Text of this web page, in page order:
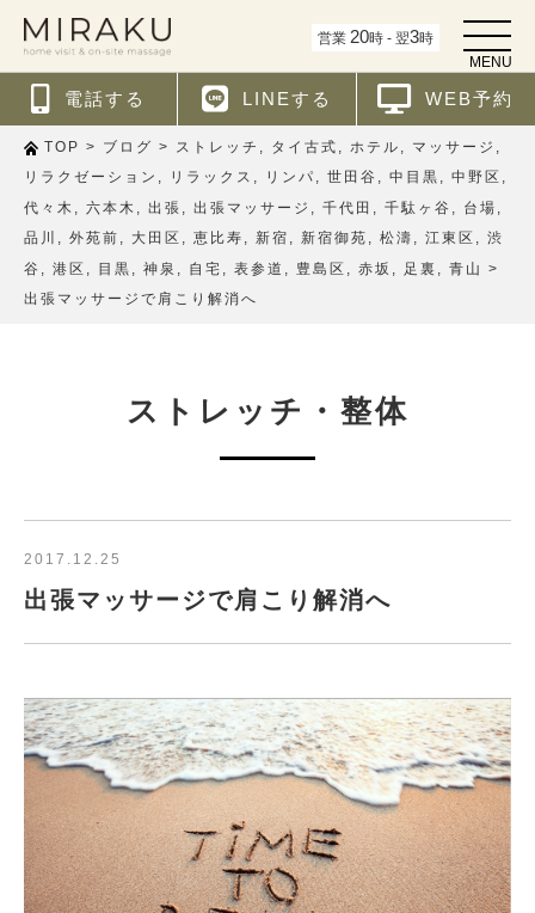
営業 20時 - 翌3時
t
o
g
l
n
a
v
g
a
t
i
MENU
電話する LINEする WEB予約
TOP > ブログ > ストレッチ , タイ古式 , ホテル , マッサージ ,
リラクゼーション , リラックス , リンパ , 世田谷 , 中目黒 , 中野区 ,
代々木 , 六本木 , 出張 , 出張マッサージ , 千代田 , 千駄ヶ谷 , 台場 ,
品川 , 外苑前 , 大田区 , 恵比寿 , 新宿 , 新宿御苑 , 松濤 , 江東区 , 渋
谷 , 港区 , 目黒 , 神泉 , 自宅 , 表参道 , 豊島区 , 赤坂 , 足裏 , 青山 >
出張マッサージで肩こり解消へ
ストレッチ・整体
2017.12.25
出張マッサージで肩こり解消へ